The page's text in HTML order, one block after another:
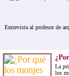
Entrevista al profesor de
La
los